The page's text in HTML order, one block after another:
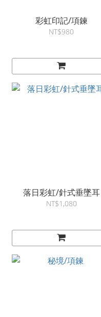
彩虹印記/項鍊
NT$980
落日彩虹/針式垂墜耳
NT$1,080